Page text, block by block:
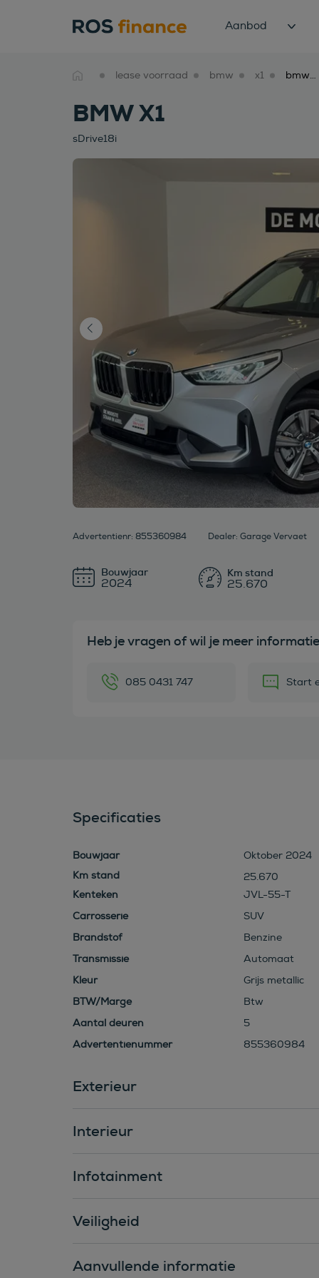
Aanbod
lease voorraad bmw x1 bmw x1 sdrive18i
BMW X1
sDrive18i
Advertentienr: 855360984 Dealer: Garage Vervaet
Bouwjaar
2024 25.670
Heb je vragen of wil je meer
085 0431 747 Start
Specificaties
Bouwjaar
Oktober 2024
25.670
Kenteken
JVL-55-T
Carrosserie
SUV
Brandstof
Benzine
Transmissie
Automaat
Kleur
Grijs metallic
BTW/Marge
Btw
Aantal deuren
5
Advertentienummer
855360984
Exterieur
Interieur
Infotainment
Veiligheid
Aanvullende informatie